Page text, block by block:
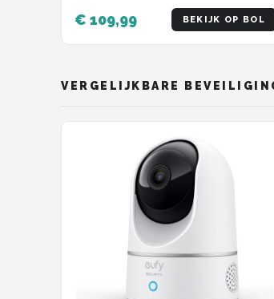
WiFi 6 – Sirene & Spotlight –
€ 109,99 BEKIJK OP BOL
VERGELIJKBARE